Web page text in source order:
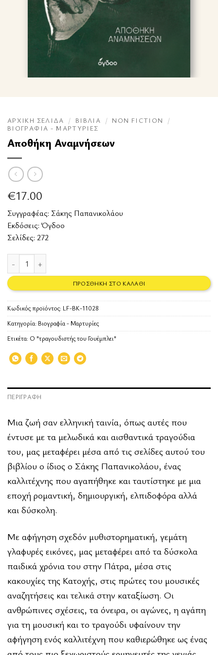
ΑΡΧΙΚΉ ΣΕΛΊΔΑ / ΒΙΒΛΊΑ / NON FICTION
/
ΒΙΟΓΡΑΦΊΑ - ΜΑΡΤΥΡΊΕΣ
Αποθήκη Αναμνήσεων
€17.00
Συγγραφέας: Σάκης Παπανικολάου
Εκδόσεις:Όγδοο
Σελίδες: 272
Αποθήκη Αναμνήσεων ποσότητα
ΠΡΟΣΘΉΚΗ ΣΤΟ ΚΑΛΆΘΙ
Κωδικός προϊόντος: LF-BK-11028
Κατηγορία: Βιογραφία - Μαρτυρίες
Ετικέτα: Ο "τραγουδιστής του Γουέμπλει"
ΠΕΡΙΓΡΑΦΉ
Μια ζωή σαν ελληνική ταινία, όπως αυτές που
έντυσε με τα μελωδικά και αισθαντικά τραγούδια
του, μας μεταφέρει μέσα από τις σελίδες αυτού του
βιβλίου ο ίδιος ο Σάκης Παπανικολάου, ένας
καλλιτέχνης που αγαπήθηκε και ταυτίστηκε με μια
εποχή ρομαντική, δημιουργική, ελπιδοφόρα αλλά
και δύσκολη.
Με αφήγηση σχεδόν μυθιστορηματική, γεμάτη
γλαφυρές εικόνες, μας μεταφέρει από τα δύσκολα
παιδικά χρόνια του στην Πάτρα, μέσα στις
κακουχίες της Κατοχής, στις πρώτες του μουσικές
αναζητήσεις και τελικά στην καταξίωση. Οι
ανθρώπινες σχέσεις, τα όνειρα, οι αγώνες, η αγάπη
για τη μουσική και το τραγούδι υφαίνουν την
αφήγηση ενός καλλιτέχνη που καθιερώθηκε ως ένας